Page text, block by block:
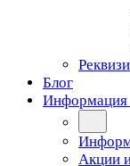
Блог
Информация
Акции